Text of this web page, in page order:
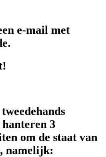
e-mail met
3
om de staat van
namelijk: